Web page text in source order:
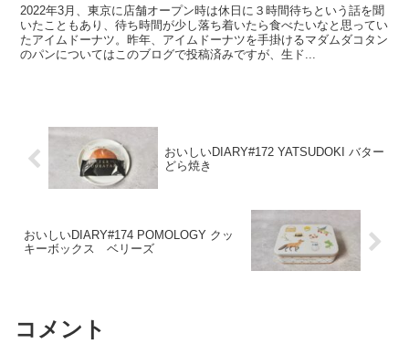
2022年3月、東京に店舗オープン時は休日に３時間待ちという話を聞
いたこともあり、待ち時間が少し落ち着いたら食べたいなと思ってい
たアイムドーナツ。昨年、アイムドーナツを手掛けるマダムダコタン
のパンについてはこのブログで投稿済みですが、生ド...
おいしいDIARY#172 YATSUDOKI バター
どら焼き
おいしいDIARY#174 POMOLOGY クッ
キーボックス ベリーズ
コメント